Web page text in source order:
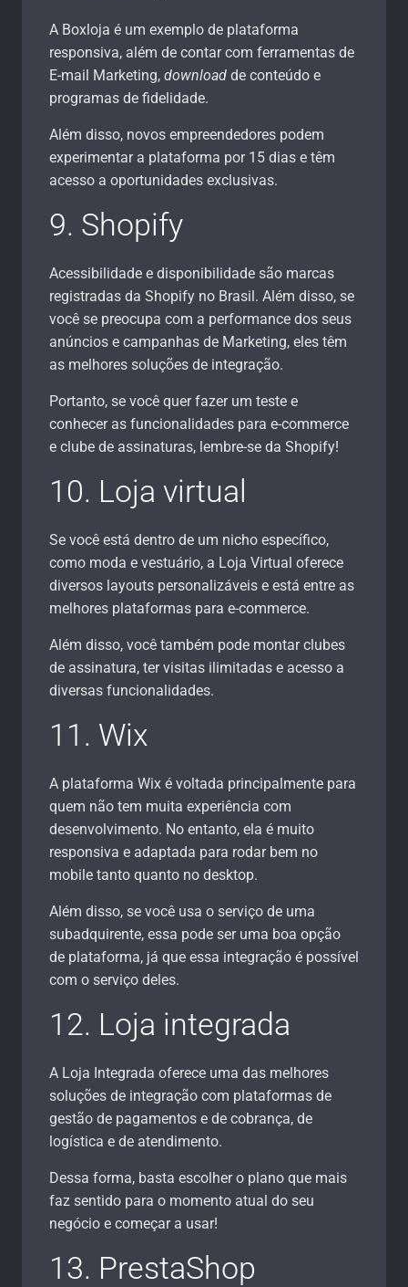
A Boxloja é um exemplo de plataforma
responsiva, além de contar com ferramentas de
E-mail Marketing, download de conteúdo e
programas de fidelidade.
Além disso, novos empreendedores podem
experimentar a plataforma por 15 dias e têm
acesso a oportunidades exclusivas.
9. Shopify
Acessibilidade e disponibilidade são marcas
registradas da Shopify no Brasil. Além disso, se
você se preocupa com a performance dos seus
anúncios e campanhas de Marketing, eles têm
as melhores soluções de integração.
Portanto, se você quer fazer um teste e
conhecer as funcionalidades para e-commerce
e clube de assinaturas, lembre-se da Shopify!
10. Loja virtual
Se você está dentro de um nicho específico,
como moda e vestuário, a Loja Virtual oferece
diversos layouts personalizáveis e está entre as
melhores plataformas para e-commerce.
Além disso, você também pode montar clubes
de assinatura, ter visitas ilimitadas e acesso a
diversas funcionalidades.
11. Wix
A plataforma Wix é voltada principalmente para
quem não tem muita experiência com
desenvolvimento. No entanto, ela é muito
responsiva e adaptada para rodar bem no
mobile tanto quanto no desktop.
Além disso, se você usa o serviço de uma
subadquirente, essa pode ser uma boa opção
de plataforma, já que essa integração é possível
com o serviço deles.
12. Loja integrada
A Loja Integrada oferece uma das melhores
soluções de integração com plataformas de
gestão de pagamentos e de cobrança, de
logística e de atendimento.
Dessa forma, basta escolher o plano que mais
faz sentido para o momento atual do seu
negócio e começar a usar!
13. PrestaShop